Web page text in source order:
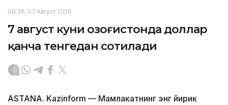
09:36, 07 Август 2026
7 август куни Қозоғистонда доллар
қанча тенгедан сотилади
ASTANA. Kazinform — Мамлакатнинг энг йирик